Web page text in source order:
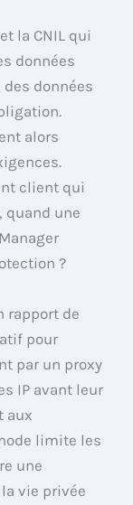
la CNIL qui
données
données
alors
client qui
quand une
?
rapport de
pour
par un proxy
IP avant leur
aux
limite les
une
vie privée